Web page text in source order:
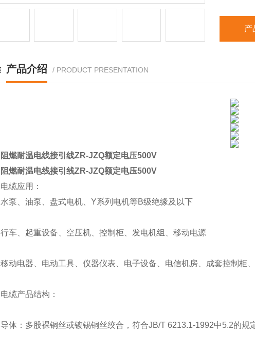
产
产品介绍 / PRODUCT PRESENTATION
阻燃耐温电线接引线ZR-JZQ额定电压500V
阻燃耐温电线接引线ZR-JZQ额定电压500V
电缆应用：
水泵、油泵、盘式电机、Y系列电机等B级绝缘及以下
行车、起重设备、空压机、控制柜、发电机组、移动电源
移动电器、电动工具、仪器仪表、电子设备、电信机房、成套控制柜
电缆产品结构：
导体：多股裸铜丝或镀锡铜丝绞合，符合JB/T 6213.1-1992中5.2的规